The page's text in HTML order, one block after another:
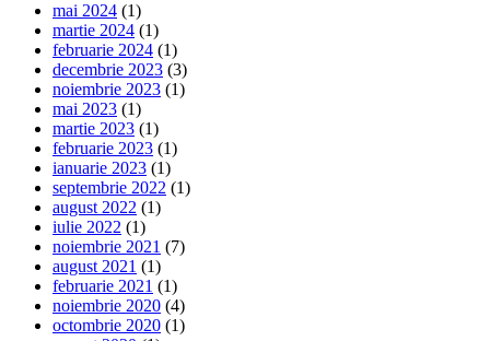
mai 2024 (1)
martie 2024 (1)
februarie 2024 (1)
decembrie 2023 (3)
noiembrie 2023 (1)
mai 2023 (1)
martie 2023 (1)
februarie 2023 (1)
ianuarie 2023 (1)
septembrie 2022 (1)
august 2022 (1)
iulie 2022 (1)
noiembrie 2021 (7)
august 2021 (1)
februarie 2021 (1)
noiembrie 2020 (4)
octombrie 2020 (1)